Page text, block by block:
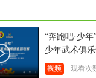
“奔跑吧·少
少年武术俱
视频
视频 观看次